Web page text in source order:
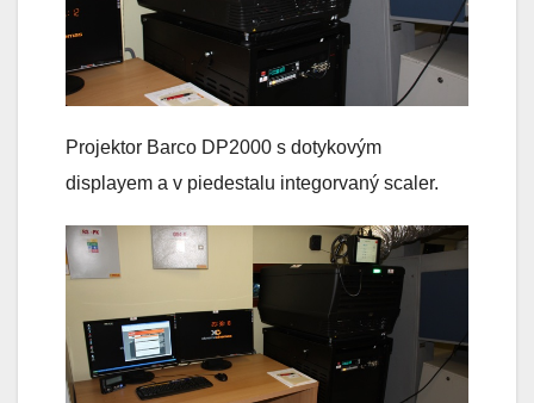
Projektor Barco DP2000 s dotykovým
displayem a v piedestalu integorvaný scaler.